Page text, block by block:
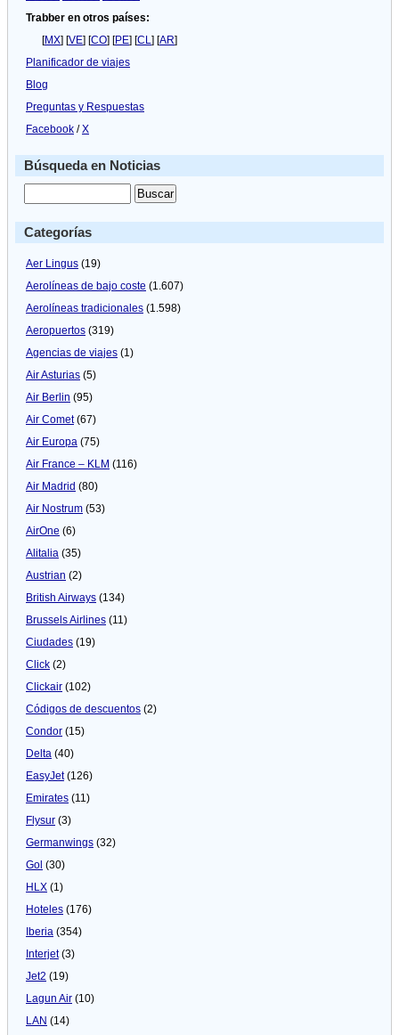
Trabber en otros países:
[MX] [VE] [CO] [PE] [CL] [AR]
Planificador de viajes
Blog
Preguntas y Respuestas
Facebook /X
Búsqueda en Noticias
Categorías
Aer Lingus (19)
Aerolíneas de bajo coste (1.607)
Aerolíneas tradicionales (1.598)
Aeropuertos (319)
Agencias de viajes (1)
Air Asturias (5)
Air Berlin (95)
Air Comet(67)
Air Europa (75)
Air France – KLM (116)
Air Madrid (80)
Air Nostrum (53)
AirOne (6)
Alitalia (35)
Austrian (2)
British Airways (134)
Brussels Airlines (11)
Ciudades (19)
Click (2)
Clickair (102)
Códigos de descuentos (2)
Condor (15)
Delta (40)
EasyJet(126)
Emirates (11)
Flysur (3)
Germanwings (32)
Gol (30)
HLX (1)
Hoteles (176)
Iberia (354)
Interjet(3)
Jet2 (19)
Lagun Air (10)
LAN (14)